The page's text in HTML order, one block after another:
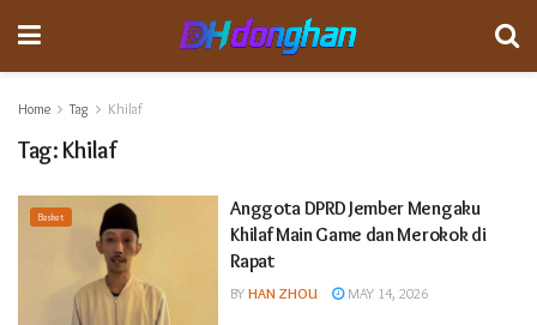
Home Tag Khilaf
Tag: Khilaf
Basket
Anggota DPRD Jember Mengaku
Khilaf Main Game dan Merokok di
Rapat
BY HAN ZHOU MAY 14, 2026